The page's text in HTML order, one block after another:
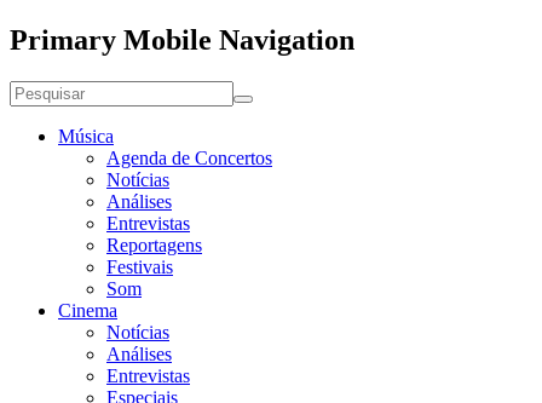
Primary Mobile Navigation
Música
Agenda de Concertos
Notícias
Análises
Entrevistas
Reportagens
Festivais
Som
Cinema
Notícias
Análises
Entrevistas
Especiais